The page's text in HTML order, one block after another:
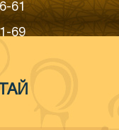
61
69